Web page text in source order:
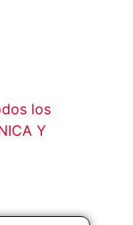
los
Y